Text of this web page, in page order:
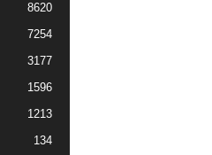
8620
7254
3177
1596
1213
134